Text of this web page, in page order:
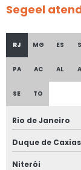
Empresa de
Empresa de
Empresa de
Empresa de
Empresa de
Empresa de
Segeel
RJ MG ES
PA AC AL
SE TO
Rio de Janeiro
Duque de Caxias
Niterói